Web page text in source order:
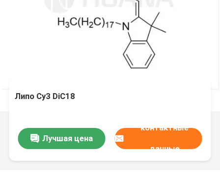
Липо Cy3 DiC18
Лучшая цена
контактные
данные